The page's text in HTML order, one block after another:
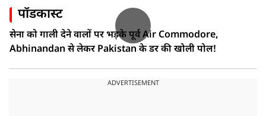
पॉडकास्ट
सेना को गाली देने वालों पर भड़के पूर्व Air Commodore,
Abhinandan से लेकर Pakistan के डर की खोली पोल!
ADVERTISEMENT